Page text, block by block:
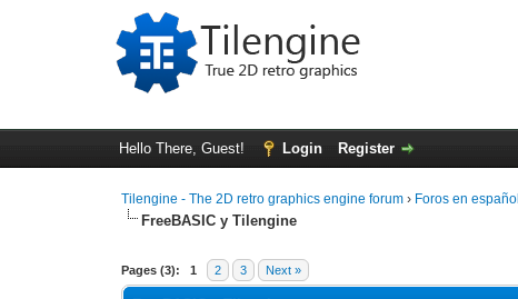
Hello There, Guest! Login Register
Tilengine - The 2D retro graphics engine forum › Foros en español
FreeBASIC y Tilengine
Pages (3): 1 2 3 Next »
0 Vote(s) - 0 Average
1
2
3
4
5